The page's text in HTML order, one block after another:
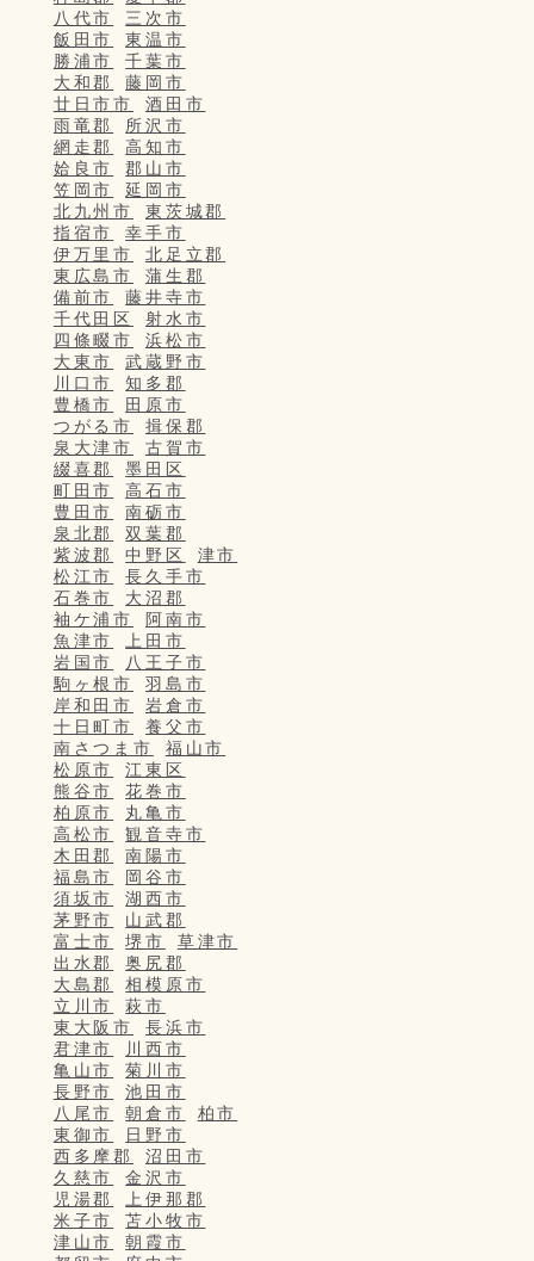
八代市
三次市
飯田市
東温市
勝浦市
千葉市
大和郡
藤岡市
廿日市市
酒田市
雨竜郡
所沢市
網走郡
高知市
姶良市
郡山市
笠岡市
延岡市
北九州市
東茨城郡
指宿市
幸手市
伊万里市
北足立郡
東広島市
蒲生郡
備前市
藤井寺市
千代田区
射水市
四條畷市
浜松市
大東市
武蔵野市
川口市
知多郡
豊橋市
田原市
つがる市
揖保郡
泉大津市
古賀市
綴喜郡
墨田区
町田市
高石市
豊田市
南砺市
泉北郡
双葉郡
紫波郡
中野区
津市
松江市
長久手市
石巻市
大沼郡
袖ケ浦市
阿南市
魚津市
上田市
岩国市
八王子市
駒ヶ根市
羽島市
岸和田市
岩倉市
十日町市
養父市
南さつま市
福山市
松原市
江東区
熊谷市
花巻市
柏原市
丸亀市
高松市
観音寺市
木田郡
南陽市
福島市
岡谷市
須坂市
湖西市
茅野市
山武郡
富士市
堺市
草津市
出水郡
奥尻郡
大島郡
相模原市
立川市
萩市
東大阪市
長浜市
君津市
川西市
亀山市
菊川市
長野市
池田市
八尾市
朝倉市
柏市
東御市
日野市
西多摩郡
沼田市
久慈市
金沢市
児湯郡
上伊那郡
米子市
苫小牧市
津山市
朝霞市